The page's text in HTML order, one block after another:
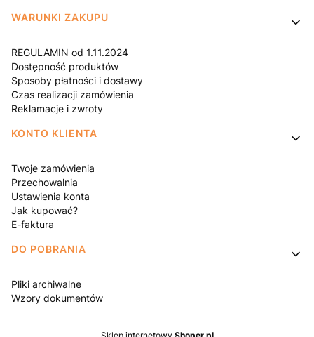
WARUNKI ZAKUPU
REGULAMIN od 1.11.2024
Dostępność produktów
Sposoby płatności i dostawy
Czas realizacji zamówienia
Reklamacje i zwroty
KONTO KLIENTA
Twoje zamówienia
Przechowalnia
Ustawienia konta
Jak kupować?
E-faktura
DO POBRANIA
Pliki archiwalne
Wzory dokumentów